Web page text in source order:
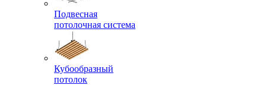
Подвесная
потолочная система
Кубообразный
потолок